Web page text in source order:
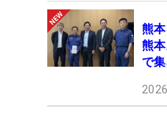
熊
熊
で